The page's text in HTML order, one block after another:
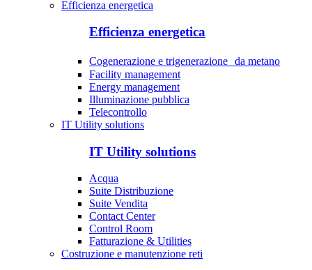
Efficienza energetica
Efficienza energetica
Cogenerazione e trigenerazione da metano
Facility management
Energy management
Illuminazione pubblica
Telecontrollo
IT Utility solutions
IT Utility solutions
Acqua
Suite Distribuzione
Suite Vendita
Contact Center
Control Room
Fatturazione & Utilities
Costruzione e manutenzione reti